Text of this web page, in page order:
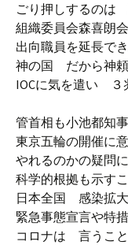
ごり押しするのは
組織委員会森喜朗
出向職員を延長で
神の国 だから神
IOCに気を遣い ３
管首相も小池都知
東京五輪の開催に
やれるのかの疑問
科学的根拠も示す
日本全国 感染拡
緊急事態宣言や特
コロナは 言うこ